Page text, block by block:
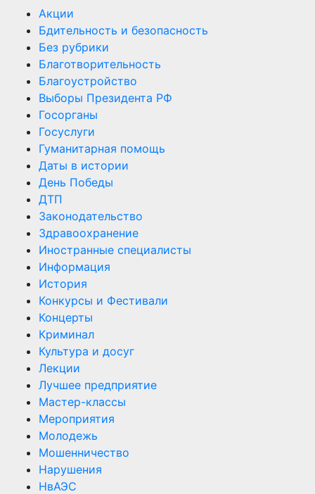
Акции
Бдительность и безопасность
Без рубрики
Благотворительность
Благоустройство
Выборы Президента РФ
Госорганы
Госуслуги
Гуманитарная помощь
Даты в истории
День Победы
ДТП
Законодательство
Здравоохранение
Иностранные специалисты
Информация
История
Конкурсы и Фестивали
Концерты
Криминал
Культура и досуг
Лекции
Лучшее предприятие
Мастер-классы
Мероприятия
Молодежь
Мошенничество
Нарушения
НвАЭС